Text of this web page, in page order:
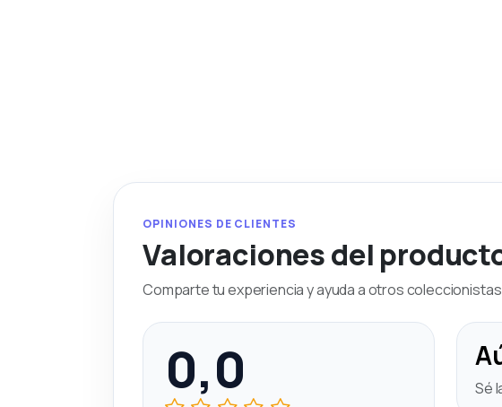
OPINIONES DE CLIENTES
Valoraciones del
Comparte tu experiencia y ayuda a otros coleccionistas
0,0 Sé